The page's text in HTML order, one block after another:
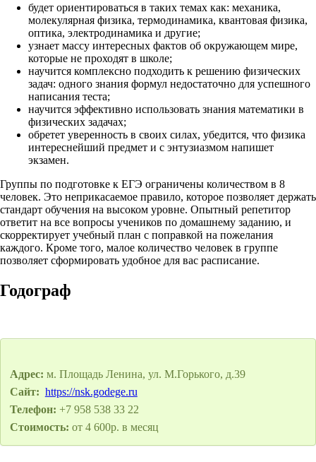
будет ориентироваться в таких темах как: механика,
молекулярная физика, термодинамика, квантовая физика,
оптика, электродинамика и другие;
узнает массу интересных фактов об окружающем мире,
которые не проходят в школе;
научится комплексно подходить к решению физических
задач: одного знания формул недостаточно для успешного
написания теста;
научится эффективно использовать знания математики в
физических задачах;
обретет уверенность в своих силах, убедится, что физика
интереснейший предмет и с энтузиазмом напишет
экзамен.
Группы по подготовке к ЕГЭ ограничены количеством в 8
человек. Это неприкасаемое правило, которое позволяет держать
стандарт обучения на высоком уровне. Опытный репетитор
ответит на все вопросы учеников по домашнему заданию, и
скорректирует учебный план с поправкой на пожелания
каждого. Кроме того, малое количество человек в группе
позволяет сформировать удобное для вас расписание.
Годограф
Адрес: м. Площадь Ленина, ул. М.Горького, д.39
Сайт: https://nsk.godege.ru
Телефон: +7 958 538 33 22
Стоимость: от 4 600р. в месяц